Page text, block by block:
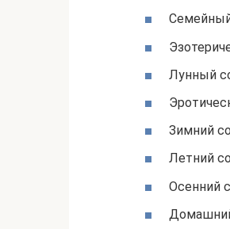
Лунный
Зимний
Летний
Осенний